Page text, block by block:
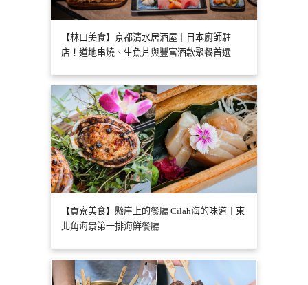
【林口美食】京都清水居酒屋｜日本廚師駐
店！道地串燒、生魚片與豐富酒款聚餐首選
【貢寮美食】懸崖上的餐廳 Cilah海的味道｜東
北角海景第一排海鮮餐廳